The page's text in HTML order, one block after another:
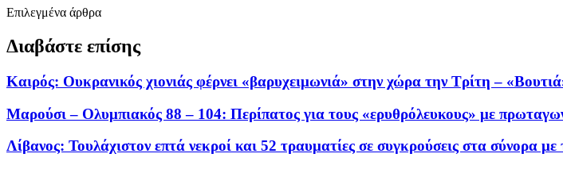
Επιλεγμένα άρθρα
Διαβάστε επίσης
Καιρός: Ουκρανικός χιονιάς φέρνει «βαρυχειμωνιά» στην χώρα την Τρίτη –
Μαρούσι – Ολυμπιακός 88 – 104: Περίπατος για τους «ερυθρόλευκους» με
Λίβανος: Τουλάχιστον επτά νεκροί και 52 τραυματίες σε συγκρούσεις στα σύνορα